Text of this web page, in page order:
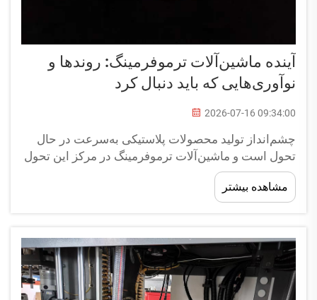
آینده ماشین‌آلات ترموفرمینگ: روندها و
نوآوری‌هایی که باید دنبال کرد
2026-07-16 09:34:00
چشم‌انداز تولید محصولات پلاستیکی به‌سرعت در حال
تحول است و ماشین‌آلات ترموفرمینگ در مرکز این تحول
قرار دارند. ماشین‌آلات مدرن ترموفرمینگ سرمایه‌گذاری
حیاتی برای کسب‌وکارهایی هستند که انواع محصولات را
از... تولید می‌کنند.
مشاهده بیشتر